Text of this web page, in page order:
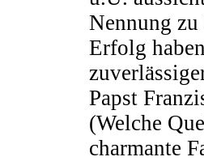
Nennung
Erfolg
Papst
(Welche
charmante